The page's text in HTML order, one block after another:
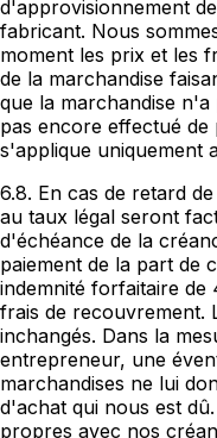
d'approvisionnement
fabricant. Nous
moment les prix et les
de la marchandise
que la marchandise
pas encore effectué de
s'applique uniquement
6.8. En cas de retard
au taux légal seront
d'échéance de la
paiement de la part de
indemnité forfaitaire
frais de recouvrement.
inchangés. Dans la
entrepreneur, une
marchandises ne lui
d'achat qui nous est
propres avec nos